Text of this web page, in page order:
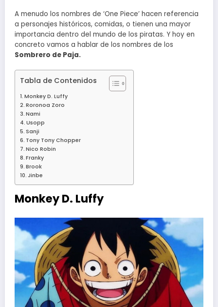
A menudo los nombres de ‘One Piece’ hacen referencia
a personajes históricos, comidas, o tienen una mayor
importancia dentro del mundo de los piratas. Y hoy en
concreto vamos a hablar de los nombres de los
Sombrero de Paja.
Tabla de Contenidos
Monkey D. Luffy
Roronoa Zoro
Nami
Usopp
Sanji
Tony Tony Chopper
Nico Robin
Franky
Brook
Jinbe
Monkey D. Luffy